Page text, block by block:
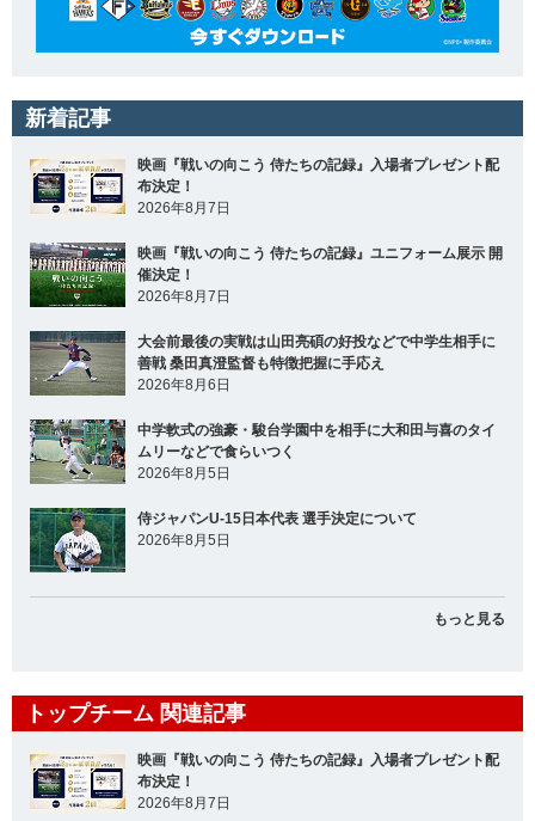
新着記事
映画『戦いの向こう 侍たちの記録』入場者プレゼント配
布決定！
2026年8月7日
映画『戦いの向こう 侍たちの記録』ユニフォーム展示 開
催決定！
2026年8月7日
大会前最後の実戦は山田亮碩の好投などで中学生相手に
善戦 桑田真澄監督も特徴把握に手応え
2026年8月6日
中学軟式の強豪・駿台学園中を相手に大和田与喜のタイ
ムリーなどで食らいつく
2026年8月5日
侍ジャパンU-15日本代表 選手決定について
2026年8月5日
もっと見る
トップチーム 関連記事
映画『戦いの向こう 侍たちの記録』入場者プレゼント配
布決定！
2026年8月7日